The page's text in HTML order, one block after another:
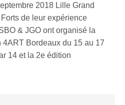
2018 Lille Grand
de leur expérience
& JGO ont organisé la
Bordeaux du 15 au 17
14 et la 2e édition